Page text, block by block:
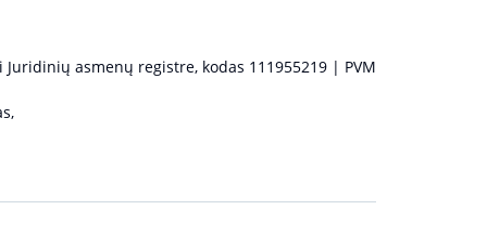
asmenų registre, kodas 111955219 | PVM